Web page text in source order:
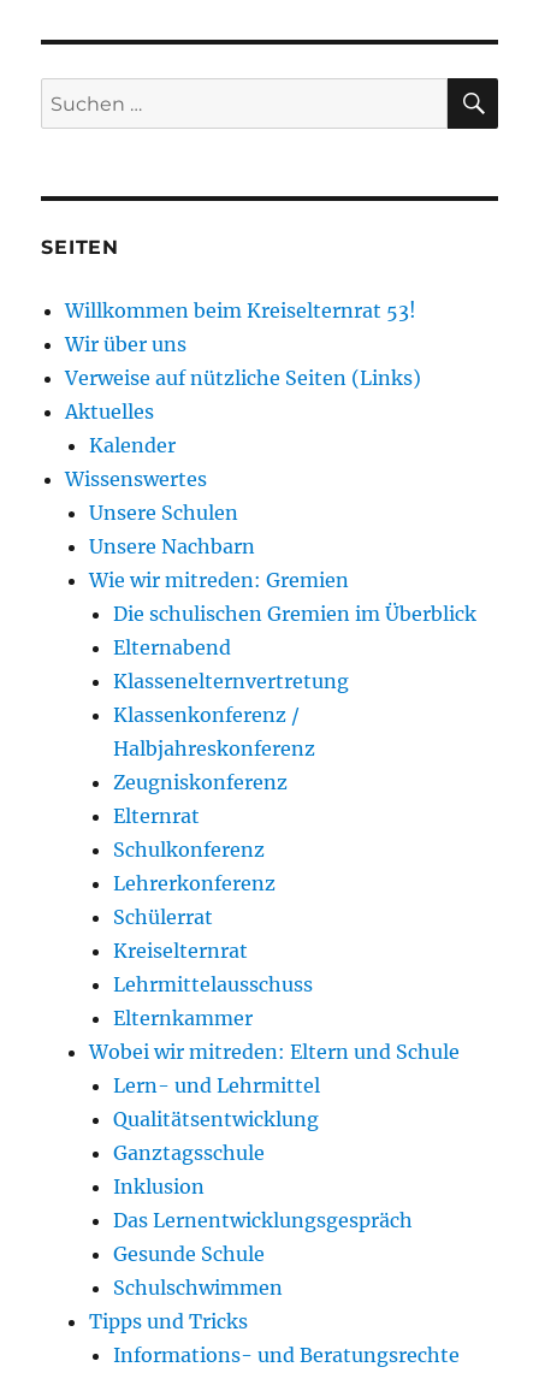
Suchen
nach:
SEITEN
Willkommen beim Kreiselternrat 53!
Wir über uns
Verweise auf nützliche Seiten (Links)
Aktuelles
Kalender
Wissenswertes
Unsere Schulen
Unsere Nachbarn
Wie wir mitreden: Gremien
Die schulischen Gremien im Überblick
Elternabend
Klassenelternvertretung
Klassenkonferenz /
Halbjahreskonferenz
Zeugniskonferenz
Elternrat
Schulkonferenz
Lehrerkonferenz
Schülerrat
Kreiselternrat
Lehrmittelausschuss
Elternkammer
Wobei wir mitreden: Eltern und Schule
Lern- und Lehrmittel
Qualitätsentwicklung
Ganztagsschule
Inklusion
Das Lernentwicklungsgespräch
Gesunde Schule
Schulschwimmen
Tipps und Tricks
Informations- und Beratungsrechte